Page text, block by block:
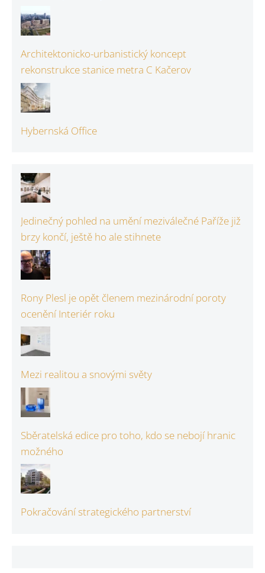
Architektonicko-urbanistický koncept
rekonstrukce stanice metra C Kačerov
Hybernská Office
Jedinečný pohled na umění meziválečné Paříže již
brzy končí, ještě ho ale stihnete
Rony Plesl je opět členem mezinárodní poroty
ocenění Interiér roku
Mezi realitou a snovými světy
Sběratelská edice pro toho, kdo se nebojí hranic
možného
Pokračování strategického partnerství